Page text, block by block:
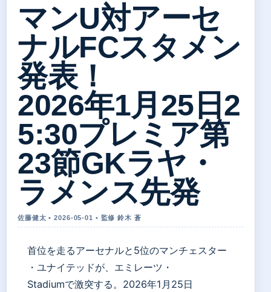
マンU対アーセ
ナルFCスタメン
発表！
2026年1月25日2
5:30プレミア第
23節GKラヤ・
ラメンス先発
佐藤健太 • 2026-05-01 • 監修 鈴木 蒼
首位を走るアーセナルと5位のマンチェスター
・ユナイテッドが、エミレーツ・
Stadiumで激突する。2026年1月25日